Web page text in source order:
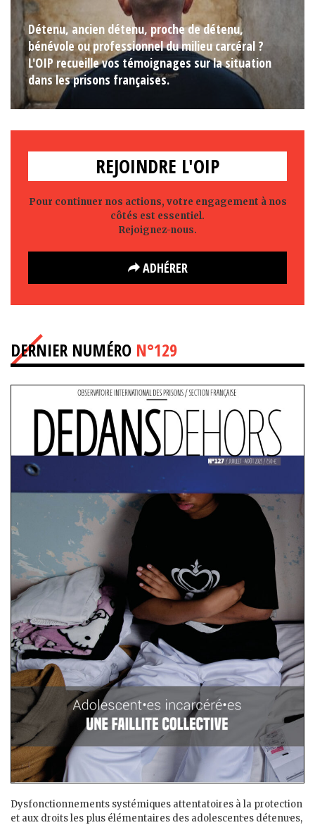
Détenu, ancien détenu, proche de détenu,
bénévole ou professionnel du milieu carcéral ?
L'OIP recueille vos témoignages sur la situation
dans les prisons françaises.
REJOINDRE L'OIP
Pour continuer nos actions, votre engagement à nos
côtés est essentiel.
Rejoignez-nous.
ADHÉRER
DERNIER NUMÉRO N°129
Dysfonctionnements systémiques attentatoires à la protection
et aux droits les plus élémentaires des adolescent·es détenu·es,